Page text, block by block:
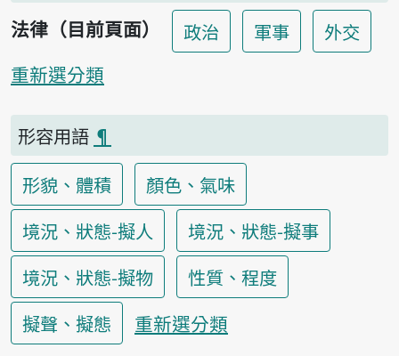
法律（目前頁面）
政治 軍事
外交
重新選分類
形容用語 ¶
形貌、體積
顏色、氣味
境況、狀態-擬人
境況、狀態-擬事
境況、狀態-擬物
性質、程度
擬聲、擬態
重新選分類